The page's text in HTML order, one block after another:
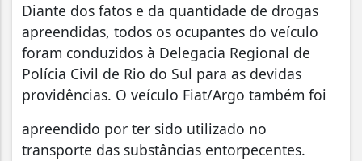
Diante dos fatos e da quantidade de drogas
apreendidas, todos os ocupantes do veículo
foram conduzidos à Delegacia Regional de
Polícia Civil de Rio do Sul para as devidas
providências. O veículo Fiat/Argo também foi
apreendido por ter sido utilizado no
transporte das substâncias entorpecentes.